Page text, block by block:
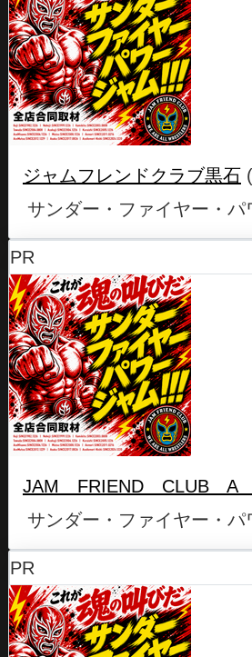
ジャムフレンドクラブ黒石
サンダー・ファイヤー・パ
PR
JAM FRIEND CLUB A
サンダー・ファイヤー・パ
PR